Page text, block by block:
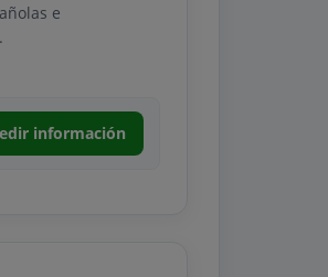
e
información